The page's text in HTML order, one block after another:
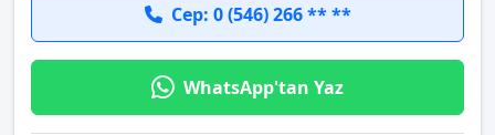
Cep: 0 (546) 266 ** **
WhatsApp'tan Yaz